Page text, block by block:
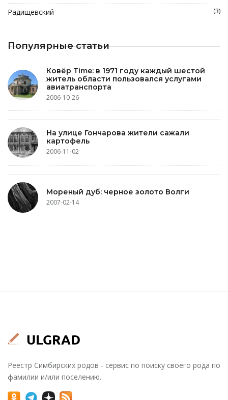
Радищевский (3)
Популярные статьи
Ковёр Time: в 1971 году каждый шестой
житель области пользовался услугами
авиатранспорта
2006-10-26
На улице Гончарова жители сажали
картофель
2006-11-02
Мореный дуб: черное золото Волги
2007-02-14
Реестр Симбирских родов - сервис по поиску своего рода по
фамилии и/или поселению.